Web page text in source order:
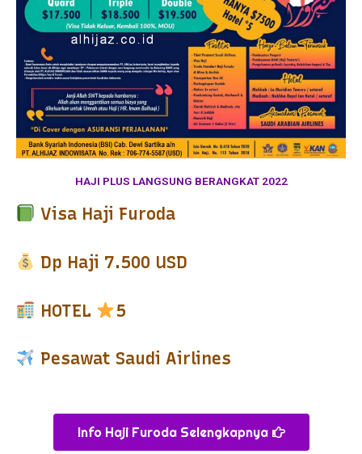
HAJI PLUS LANGSUNG BERANGKAT 2022
Visa Haji Furoda
Dp Haji 7.500 USD
HOTEL 5
Pesawat Saudi Airlines
Info Haji Furoda Selengkapnya